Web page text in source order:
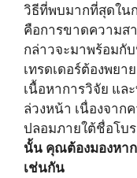
วิธีที่พบมากที่สุดใน
คือการขาดความส
กล่าวจะมาพร้อมกั
เทรดเดอร์ต้องพย
เนื้อหาการวิจัย แ
ล่วงหน้า เนื่องจา
ปลอมภายใต้ชื่อโบ
นั้น คุณต้องมองหา
เช่นกัน